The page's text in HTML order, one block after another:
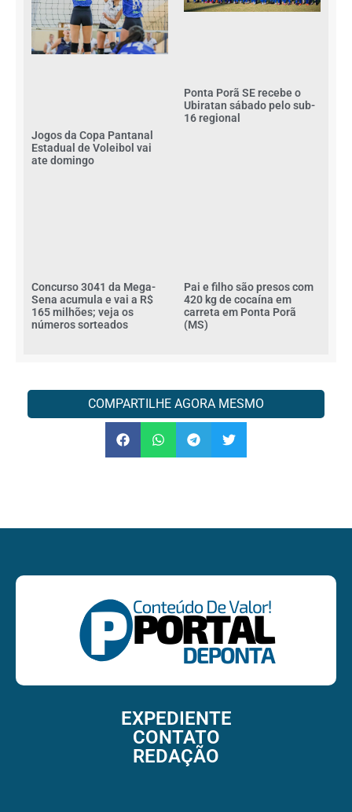
Jogos da Copa Pantanal
Estadual de Voleibol vai
ate domingo
Ponta Porã SE recebe o
Ubiratan sábado pelo sub-
16 regional
Concurso 3041 da Mega-
Sena acumula e vai a R$
165 milhões; veja os
números sorteados
Pai e filho são presos com
420 kg de cocaína em
carreta em Ponta Porã
(MS)
COMPARTILHE AGORA MESMO
EXPEDIENTE
CONTATO
REDAÇÃO